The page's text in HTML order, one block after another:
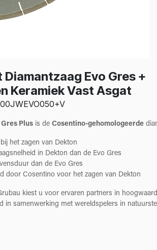
Evo Gres +
Keramiek Vast Asgat
Plus is de Cosentino-gehomologeerde
het zagen van Dekton
in Dekton dan de Evo Gres
dan de Evo Gres
door Cosentino voor het zagen van Dekton
kiest u voor ervaren partners in
in samenwerking met wereldspelers in